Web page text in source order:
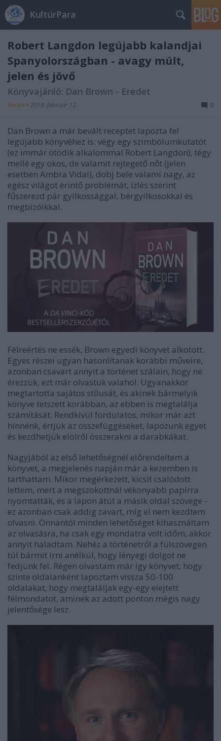
KultúrPara
Robert Langdon legújabb kalandjai
Spanyolországban - avagy múlt,
jelen és jövő
Könyvajánló: Dan Brown - Eredet
Heuka • 2018. február 12. 0
Dan Brown a már bevált receptet lapozta fel
legújabb könyvéhez is: végy egy szimbólumkutatót
(ez immár ötödik alkalommal Robert Langdon), tégy
mellé egy okos, de valamit rejtegető nőt (jelen
esetben Ambra Vidal), dobj bele valami nagy, az
egész világot érintő problémát, ízlés szerint
fűszerezd pár gyilkossággal, bérgyilkosokkal és
megbízóikkal.
Félreértés ne essék, Brown egyedi könyvet alkotott.
Egyes részei ugyan hasonlítanak korábbi műveire,
azonban csavart annyit a történet szálain, hogy ne
érezzük, ezt már olvastuk valahol. Ugyanakkor
megtartotta sajátos stílusát, és akinek bármelyik
könyve tetszett korábban, az ebben is megtalálja
számítását. Rendkívül fordulatos, mikor már azt
hinnénk, értjük az összefüggéseket, lapozunk egyet
és kezdhetjük elölről összerakni a darabkákat.
Nagyjából az első lehetőségnél előrendeltem a
könyvet, a megjelenés napján már a kezemben is
tarthattam. Mikor megérkezett, kicsit csalódott
lettem, mert a megszokottnál vékonyabb papírra
nyomtatták, és a lapon átüt a másik oldal szövege -
ez azonban csak addig zavart, míg el nem kezdtem
olvasni. Onnantól minden lehetőséget kihasználtam
az olvasásra, ha csak egy mondatra volt időm, akkor
annyit haladtam. Nehéz a történetről a fülszövegen
túl bármit írni anélkül, hogy lényegi dolgot ne
fedjünk fel. Régen olvastam már így könyvet, hogy
szinte oldalanként lapoztam vissza 50-100
oldalakat, hogy megtaláljak egy-egy elejtett
félmondatot, aminek az adott ponton mégis nagy
jelentősége lesz.